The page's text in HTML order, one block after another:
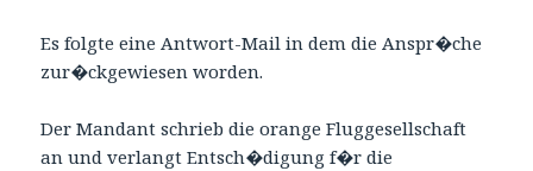
Es folgte eine Antwort-Mail in dem die Anspr�che
zur�ckgewiesen worden.
Der Mandant schrieb die orange Fluggesellschaft
an und verlangt Entsch�digung f�r die